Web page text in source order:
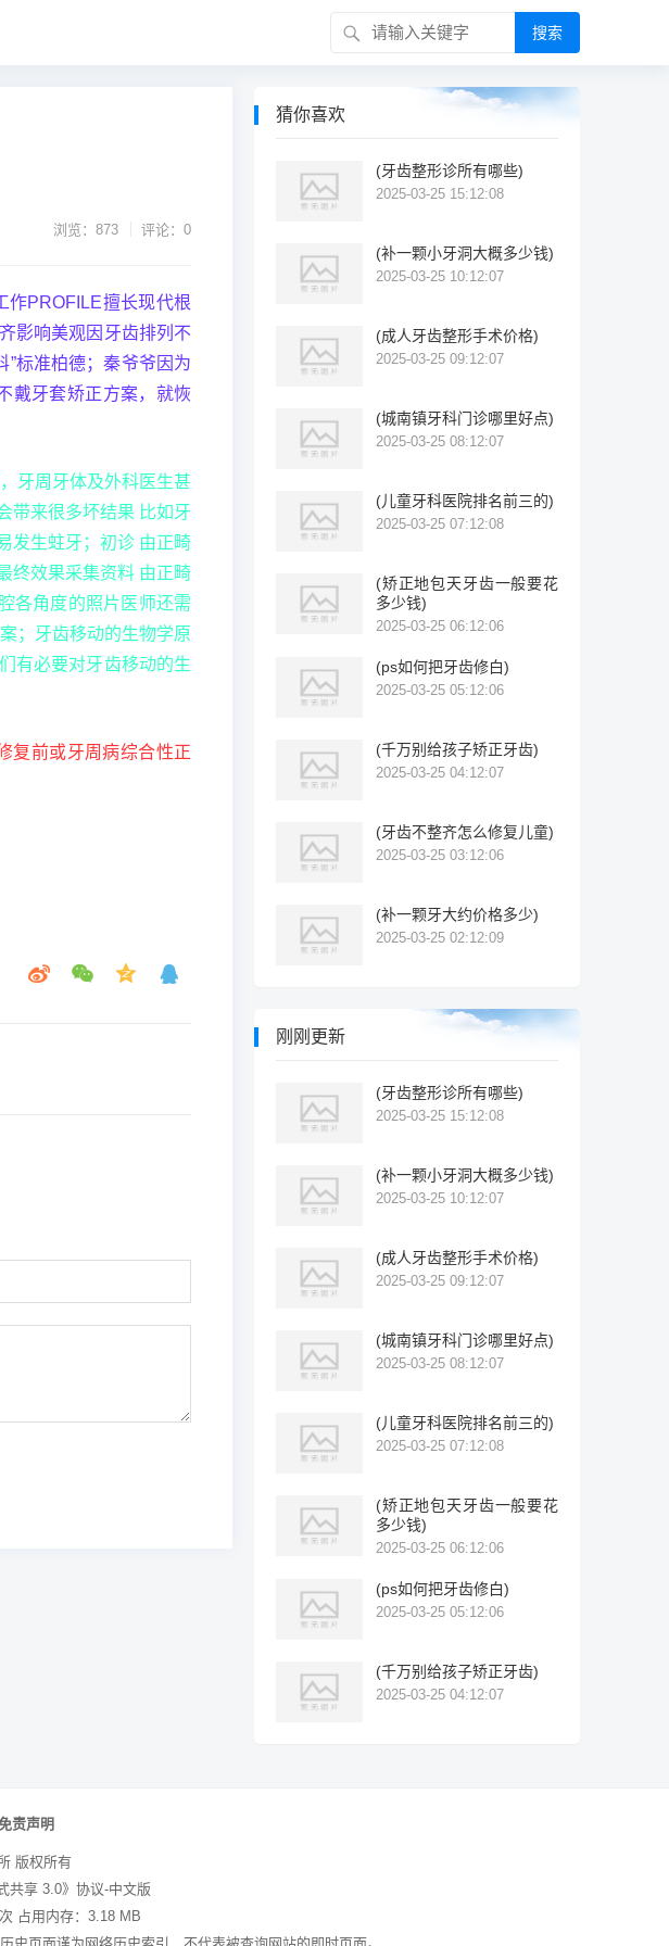
搜索
浏览：873 评论：0
作PROFILE擅长现代根
影响美观因牙齿排列不
”标准柏德；秦爷爷因为
戴牙套矫正方案，就恢
牙周牙体及外科医生甚
带来很多坏结果 比如牙
发生蛀牙；初诊 由正畸
终效果采集资料 由正畸
各角度的照片医师还需
；牙齿移动的生物学原
有必要对牙齿移动的生
复前或牙周病综合性正
猜你喜欢
(牙齿整形诊所有哪些)
2025-03-25 15:12:08
(补一颗小牙洞大概多少钱)
2025-03-25 10:12:07
(成人牙齿整形手术价格)
2025-03-25 09:12:07
(城南镇牙科门诊哪里好点)
2025-03-25 08:12:07
(儿童牙科医院排名前三的)
2025-03-25 07:12:08
(矫正地包天牙齿一般要花
多少钱)
2025-03-25 06:12:06
(ps如何把牙齿修白)
2025-03-25 05:12:06
(千万别给孩子矫正牙齿)
2025-03-25 04:12:07
(牙齿不整齐怎么修复儿童)
2025-03-25 03:12:06
(补一颗牙大约价格多少)
2025-03-25 02:12:09
刚刚更新
(牙齿整形诊所有哪些)
2025-03-25 15:12:08
(补一颗小牙洞大概多少钱)
2025-03-25 10:12:07
(成人牙齿整形手术价格)
2025-03-25 09:12:07
(城南镇牙科门诊哪里好点)
2025-03-25 08:12:07
(儿童牙科医院排名前三的)
2025-03-25 07:12:08
(矫正地包天牙齿一般要花
多少钱)
2025-03-25 06:12:06
(ps如何把牙齿修白)
2025-03-25 05:12:06
(千万别给孩子矫正牙齿)
2025-03-25 04:12:07
责声明
版权所有
共享 3.0》协议-中文版
占用内存：3.18 MB